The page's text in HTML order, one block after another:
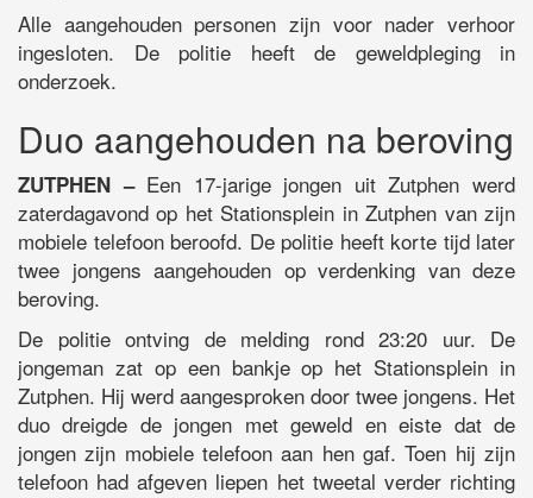
Alle aangehouden personen zijn voor nader verhoor
ingesloten. De politie heeft de geweldpleging in
onderzoek.
Duo aangehouden na beroving
ZUTPHEN –Een 17-jarige jongen uit Zutphen werd
zaterdagavond op het Stationsplein in Zutphen van zijn
mobiele telefoon beroofd. De politie heeft korte tijd later
twee jongens aangehouden op verdenking van deze
beroving.
De politie ontving de melding rond 23:20 uur. De
jongeman zat op een bankje op het Stationsplein in
Zutphen. Hij werd aangesproken door twee jongens. Het
duo dreigde de jongen met geweld en eiste dat de
jongen zijn mobiele telefoon aan hen gaf. Toen hij zijn
telefoon had afgeven liepen het tweetal verder richting